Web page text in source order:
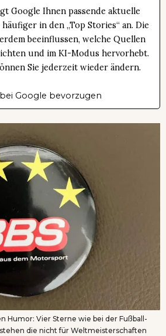
Google Ihnen passende aktuelle
in den „Top Stories“ an. Die
beeinflussen, welche Quellen
und im KI-Modus hervorhebt.
Sie jederzeit wieder ändern.
Google bevorzugen
Humor: Vier Sterne wie bei der Fußball-
die nicht für Weltmeisterschaften